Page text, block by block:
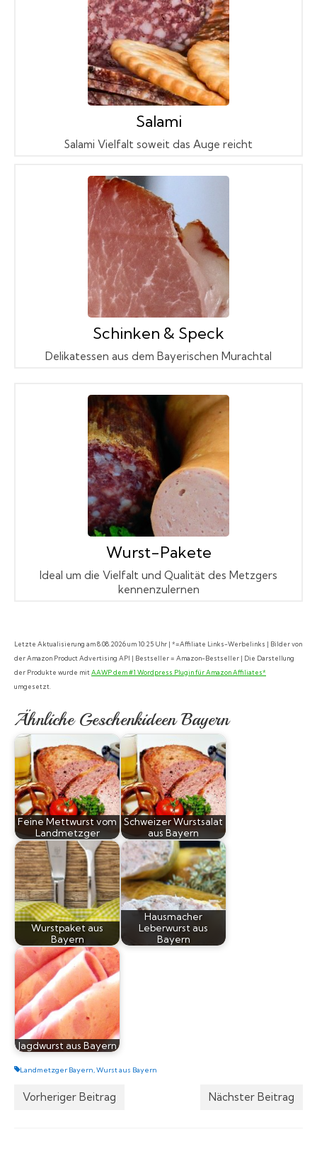
Salami
Salami Vielfalt soweit das Auge reicht
Schinken & Speck
Delikatessen aus dem Bayerischen Murachtal
Wurst-Pakete
Ideal um die Vielfalt und Qualität des Metzgers
kennenzulernen
Letzte Aktualisierung am 8.08.2026 um 10:25 Uhr | *=Affiliate Links-Werbelinks | Bilder von
der Amazon Product Advertising API | Bestseller = Amazon-Bestseller | Die Darstellung
der Produkte wurde mitAAWP dem #1 Wordpress Plugin für Amazon Affiliates*
umgesetzt.
Ähnliche Geschenkideen Bayern
Feine Mettwurst vom
Landmetzger
Schweizer Wurstsalat
aus Bayern
Wurstpaket aus
Bayern
Hausmacher
Leberwurst aus
Bayern
Jagdwurst aus Bayern
Landmetzger Bayern,Wurst aus Bayern
Vorheriger Beitrag Nächster Beitrag